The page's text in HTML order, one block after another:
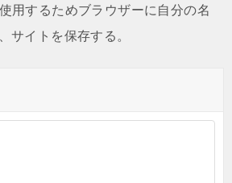
用するためブラウザーに自分の名
サイトを保存する。